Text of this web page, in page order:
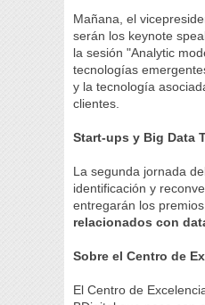
Mañana, el
serán los keynote
la sesión "Analytic
tecnologías
y la tecnología
clientes.
Start-ups y Big Data
La segunda jornada
identificación y
entregarán los premios
relacionados con
Sobre el Centro de
El Centro de